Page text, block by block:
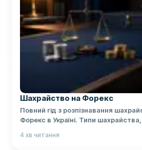
Шахрайство на Форекс
Повний гід з розпізнавання
Форекс в Україні. Типи шахрайства,
щодо захисту коштів.
4 хв читання